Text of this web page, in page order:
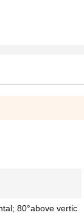
80°above vertic